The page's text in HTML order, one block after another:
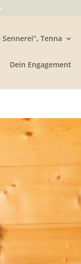
Tenna
Dein Engagement